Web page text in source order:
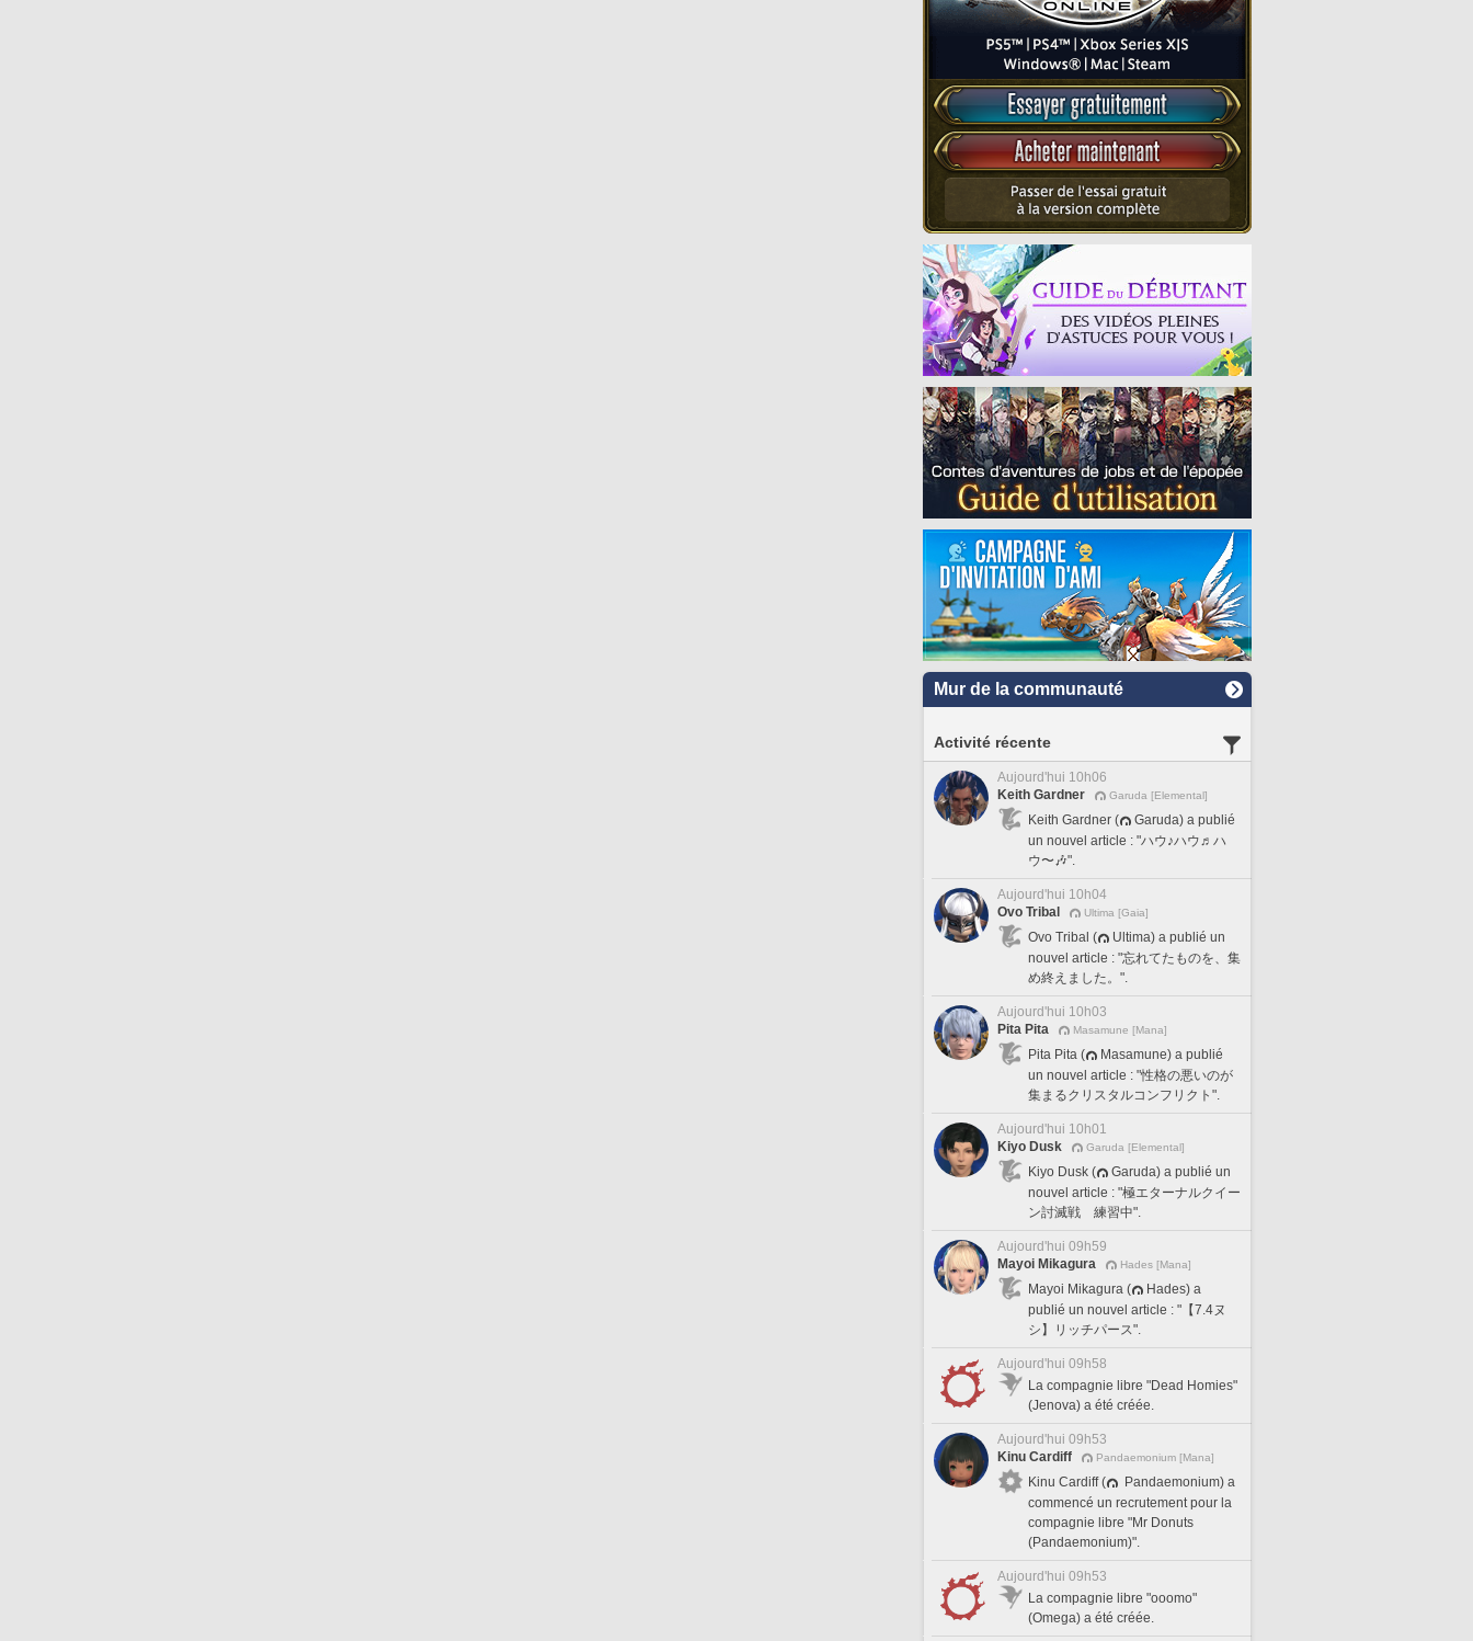
Mur de la communauté
Activité récente
Aujourd'hui 10h06
Keith Gardner
Garuda [Elemental]
Keith Gardner (
Garuda) a publié
un nouvel article : "ハウ♪ハウ♬ハ
ウ〜🎶".
Aujourd'hui 10h04
Ovo Tribal
Ultima [Gaia]
Ovo Tribal (
Ultima) a publié un
nouvel article : "忘れてたものを、集
め終えました。".
Aujourd'hui 10h03
Pita Pita
Masamune [Mana]
Pita Pita (
Masamune) a publié
un nouvel article : "性格の悪いのが
集まるクリスタルコンフリクト".
Aujourd'hui 10h01
Kiyo Dusk
Garuda [Elemental]
Kiyo Dusk (
Garuda) a publié un
nouvel article : "極エターナルクイー
ン討滅戦 練習中".
Aujourd'hui 09h59
Mayoi Mikagura
Hades [Mana]
Mayoi Mikagura (
Hades) a
publié un nouvel article : "【7.4ヌ
シ】リッチパース".
Aujourd'hui 09h58
La compagnie libre "Dead Homies"
(Jenova) a été créée.
Aujourd'hui 09h53
Kinu Cardiff
Pandaemonium [Mana]
Kinu Cardiff (
Pandaemonium) a
commencé un recrutement pour la
compagnie libre "Mr Donuts
(Pandaemonium)".
Aujourd'hui 09h53
La compagnie libre "ooomo"
(Omega) a été créée.